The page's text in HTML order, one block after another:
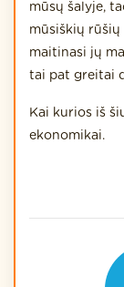
mūsų šalyje,
mūsiškių
maitinasi jų
tai pat greitai
Kai kurios iš
ekonomikai.